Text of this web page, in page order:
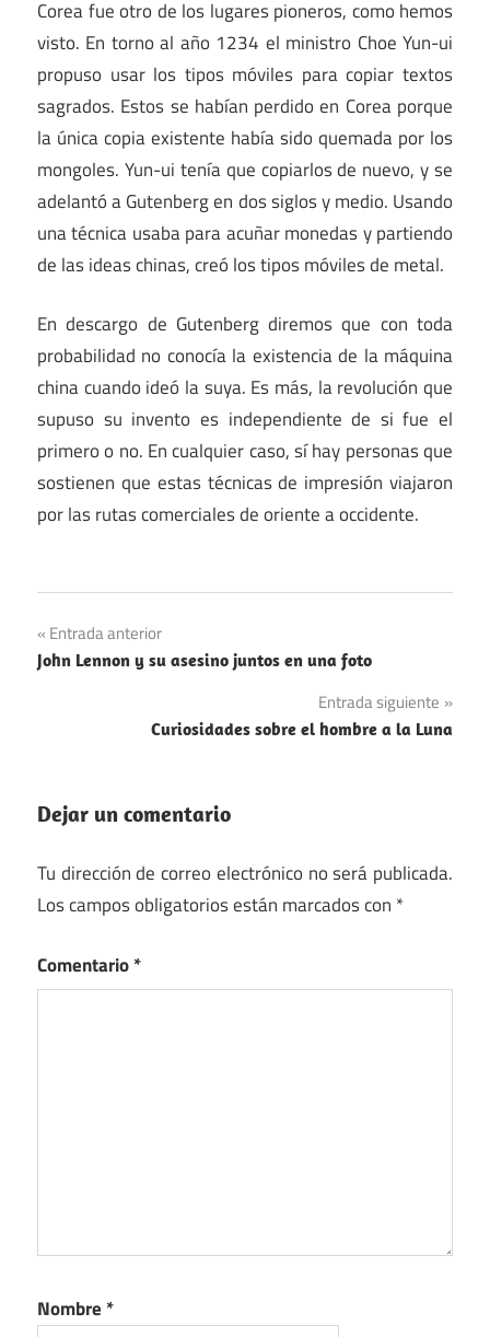
Corea fue otro de los lugares pioneros, como hemos
visto. En torno al año 1234 el ministro Choe Yun-ui
propuso usar los tipos móviles para copiar textos
sagrados. Estos se habían perdido en Corea porque
la única copia existente había sido quemada por los
mongoles. Yun-ui tenía que copiarlos de nuevo, y se
adelantó a Gutenberg en dos siglos y medio. Usando
una técnica usaba para acuñar monedas y partiendo
de las ideas chinas, creó los tipos móviles de metal.
En descargo de Gutenberg diremos que con toda
probabilidad no conocía la existencia de la máquina
china cuando ideó la suya. Es más, la revolución que
supuso su invento es independiente de si fue el
primero o no. En cualquier caso, sí hay personas que
sostienen que estas técnicas de impresión viajaron
por las rutas comerciales de oriente a occidente.
inventos
Navegación
de
Entrada anterior
John Lennon y su asesino juntos en una foto
Entrada siguiente
Curiosidades sobre el hombre a la Luna
Dejar un comentario
Tu dirección de correo electrónico no será publicada.
Los campos obligatorios están marcados con *
Comentario*
Nombre *